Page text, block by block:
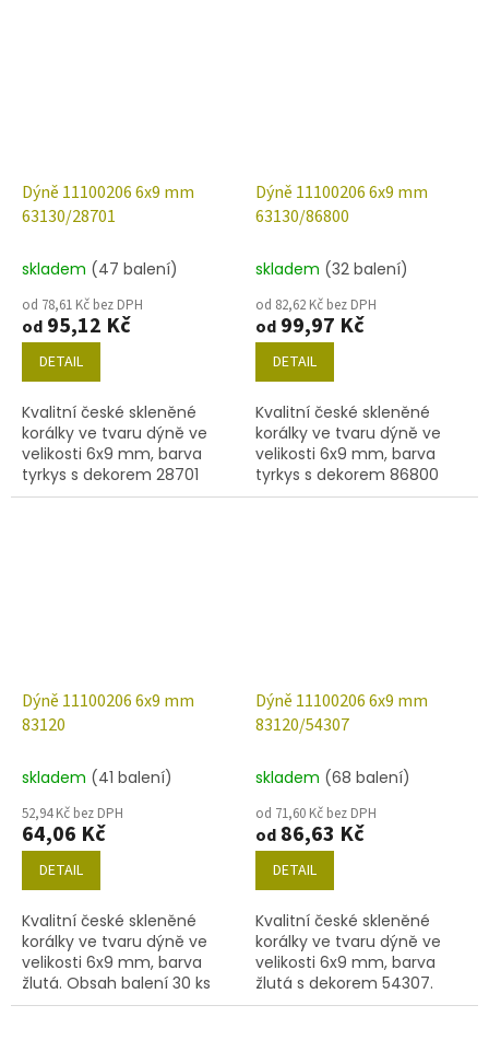
Dýně 11100206 6x9 mm
63130/28701
skladem (47 balení)
od 78,61 Kč bez DPH
od 95,12 Kč
DETAIL
Kvalitní české skleněné
korálky ve tvaru dýně ve
velikosti 6x9 mm, barva
tyrkys s dekorem 28701
(AB). Obsah balení 30 ks
Dýně 11100206 6x9 mm
63130/86800
skladem (32 balení)
od 82,62 Kč bez DPH
od 99,97 Kč
DETAIL
Kvalitní české skleněné
korálky ve tvaru dýně ve
velikosti 6x9 mm, barva
tyrkys s dekorem 86800
(travertin). Obsah balení
Dýně 11100206 6x9 mm
83120
skladem (41 balení)
52,94 Kč bez DPH
64,06 Kč
DETAIL
Kvalitní české skleněné
korálky ve tvaru dýně ve
velikosti 6x9 mm, barva
žlutá. Obsah balení 30 ks
nebo níže uvedené.
Dýně 11100206 6x9 mm
83120/54307
skladem (68 balení)
od 71,60 Kč bez DPH
od 86,63 Kč
DETAIL
Kvalitní české skleněné
korálky ve tvaru dýně ve
velikosti 6x9 mm, barva
žlutá s dekorem 54307.
Obsah balení 30 ks nebo